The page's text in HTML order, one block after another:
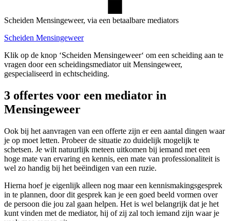
Scheiden Mensingeweer, via een betaalbare mediators
Scheiden Mensingeweer
Klik op de knop ‘Scheiden Mensingeweer‘ om een scheiding aan te
vragen door een scheidingsmediator uit Mensingeweer,
gespecialiseerd in echtscheiding.
3 offertes voor een mediator in
Mensingeweer
Ook bij het aanvragen van een offerte zijn er een aantal dingen waar
je op moet letten. Probeer de situatie zo duidelijk mogelijk te
schetsen. Je wilt natuurlijk meteen uitkomen bij iemand met een
hoge mate van ervaring en kennis, een mate van professionaliteit is
wel zo handig bij het beëindigen van een ruzie.
Hierna hoef je eigenlijk alleen nog maar een kennismakingsgesprek
in te plannen, door dit gesprek kan je een goed beeld vormen over
de persoon die jou zal gaan helpen. Het is wel belangrijk dat je het
kunt vinden met de mediator, hij of zij zal toch iemand zijn waar je